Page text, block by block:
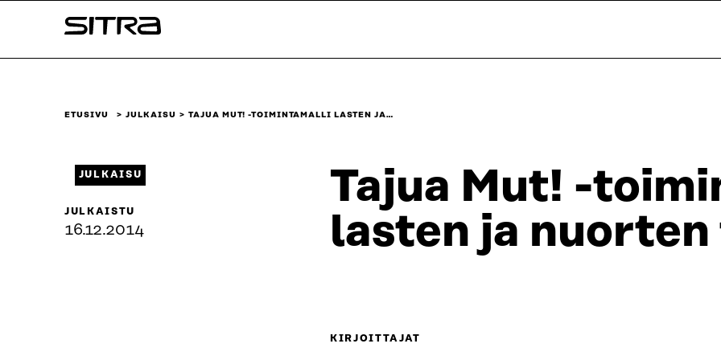
sisältöön
Sitra
ETUSIVU JULKAISU TAJUA MUT! -TOIMINTAMALLI LASTEN JA…
Tajua Mut! -
lasten ja
JULKAISU
JULKAISTU
16.12.2014
KIRJOITTAJAT